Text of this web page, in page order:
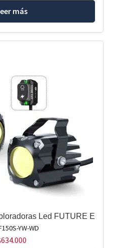
más
Led FUTURE E
YW-WD
634.000